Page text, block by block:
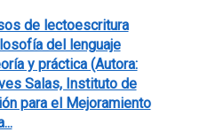
de lectoescritura
del lenguaje
y práctica (Autora:
Salas, Instituto de
para el Mejoramiento